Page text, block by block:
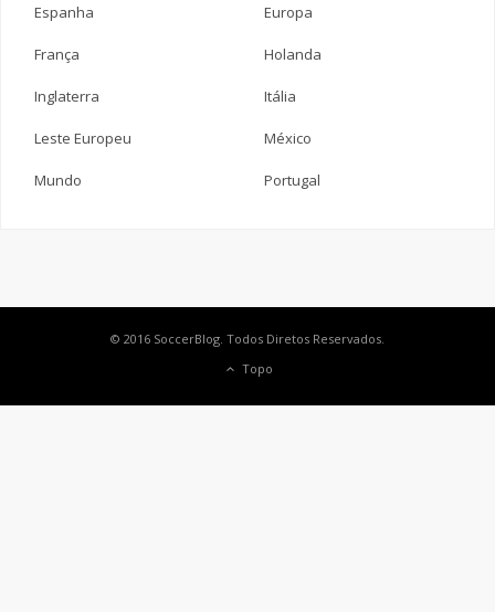
Espanha Europa
França Holanda
Inglaterra Itália
Leste Europeu México
Mundo Portugal
© 2016 SoccerBlog. Todos Diretos Reservados.
Topo